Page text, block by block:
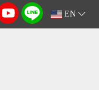
EN